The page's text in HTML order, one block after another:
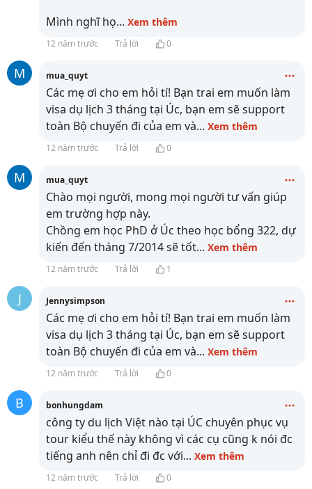
Mình nghĩ họ... Xem thêm
12 năm trước Trả lời 0
M mua_quyt
Các mẹ ơi cho em hỏi tí! Bạn trai em muốn làm
visa dụ lịch 3 tháng tại Úc, bạn em sẽ support
toàn Bộ chuyến đi của em và... Xem thêm
12 năm trước Trả lời 0
M mua_quyt
Chào mọi người, mong mọi người tư vấn giúp
em trường hợp này.
Chồng em học PhD ở Úc theo học bổng 322, dự
kiến đến tháng 7/2014 sẽ tốt... Xem thêm
12 năm trước Trả lời 1
J Jennysimpson
Các mẹ ơi cho em hỏi tí! Bạn trai em muốn làm
visa dụ lịch 3 tháng tại Úc, bạn em sẽ support
toàn Bộ chuyến đi của em và... Xem thêm
12 năm trước Trả lời 0
B bonhungdam
công ty du lịch Việt nào tại ÚC chuyên phục vụ
tour kiểu thế này không vì các cụ cũng k nói đc
tiếng anh nên chỉ đi đc với... Xem thêm
12 năm trước Trả lời 0